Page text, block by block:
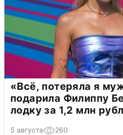
«Всё, потеряла я
подарила Филиппу
лодку за 1,2 млн
5 августа 260